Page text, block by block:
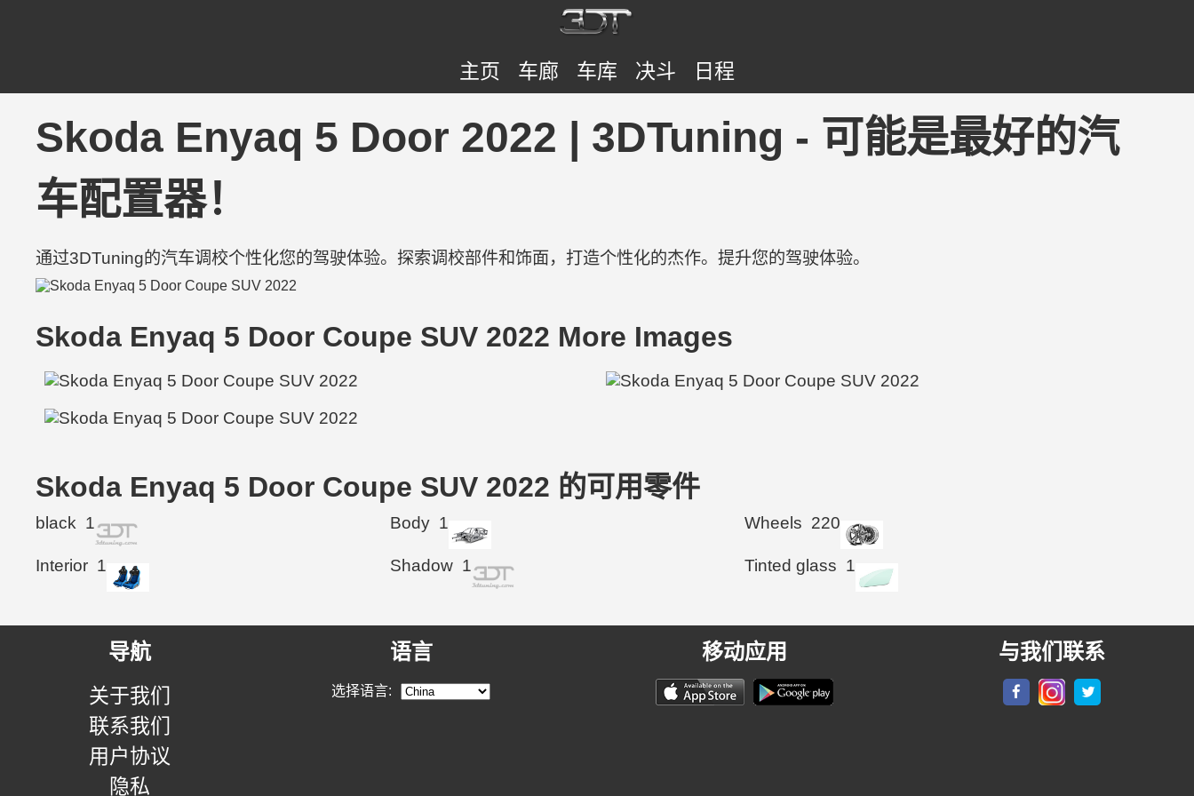
主页 车廊 车库 决斗 日程
Skoda Enyaq 5 Door 2022 | 3DTuning - 可能是最好的汽
车配置器！
通过3DTuning的汽车调校个性化您的驾驶体验。探索调校部件和饰面，打造个性化的杰作。提升您的驾驶体验。
Skoda Enyaq 5 Door Coupe SUV 2022 More Images
Skoda Enyaq 5 Door Coupe SUV 2022 的可用零件
black 1 Body 1 Wheels 220
Interior 1 Shadow 1 Tinted glass 1
导航
关于我们
联系我们
用户协议
隐私
语言
选择语言:
移动应用 与我们联系